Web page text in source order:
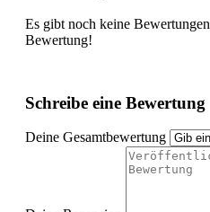
Es gibt noch keine
Bewertung!
Schreibe eine Bewertung
Deine Gesamtbewertung